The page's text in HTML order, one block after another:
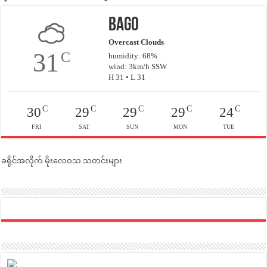
31 C
Bago
Overcast Clouds
humidity: 68%
wind: 3km/h SSW
H 31 • L 31
30C
FRI
29C
SAT
29 C
SUN
29C
MON
24C
TUE
ခရိုင်အလိုက် မိုးလေဝသ သတင်းများ